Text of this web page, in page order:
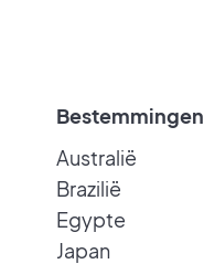
Bestemmingen
Australië
Brazilië
Egypte
Japan